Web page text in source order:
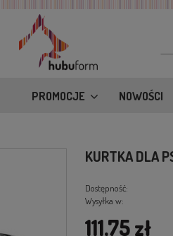
PROMOCJE NOWOŚCI
KURTKA DLA
Dostępność:
Wysyłka w:
111,75 zł